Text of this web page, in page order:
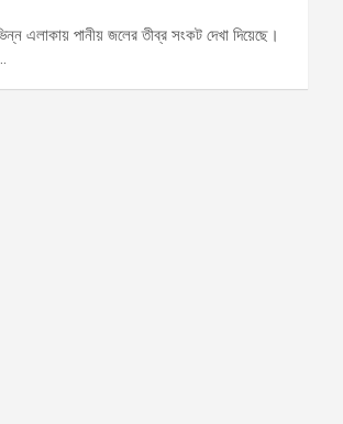
এলাকায় পানীয় জলের তীব্র সংকট দেখা দিয়েছে।